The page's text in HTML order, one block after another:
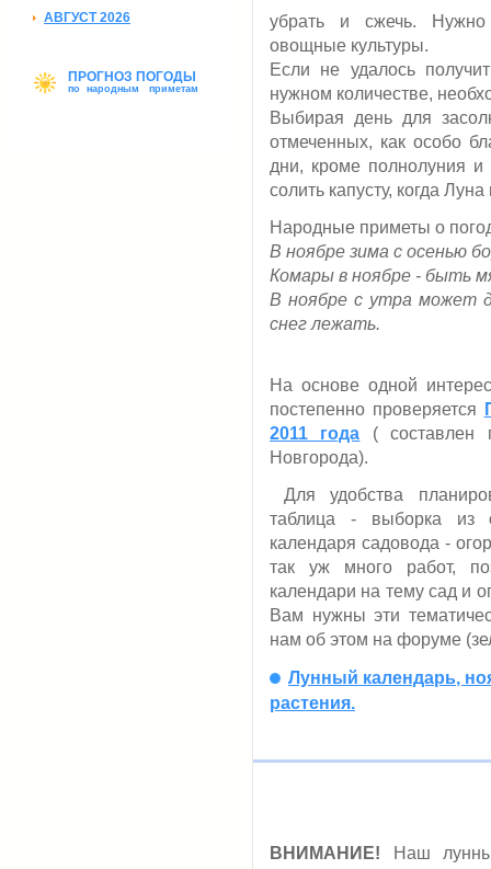
АВГУСТ 2026
ПРОГНОЗ ПОГОДЫ
по народным приметам
убрать и сжечь. Нужно
овощные культуры.
Если не удалось
нужном количестве,
Выбирая день для
отмеченных, как особо
дни, кроме полнолуния и
солить капусту, когда
Народные приметы о
В ноябре зима с осенью
Комары в ноябре - быть
В ноябре с утра может
снег лежать.
На основе одной
постепенно проверяется
2011 года ( составлен
Новгорода).
Для удобства
таблица - выборка из
календаря садовода -
так уж много работ,
календари на тему сад и
Вам нужны эти
нам об этом на форуме
Лунный календарь,
растения.
ВНИМАНИЕ! Наш